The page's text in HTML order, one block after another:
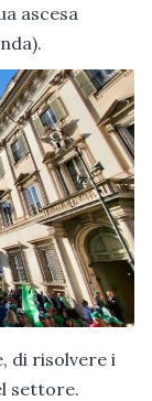
ascesa
di risolvere i
settore.